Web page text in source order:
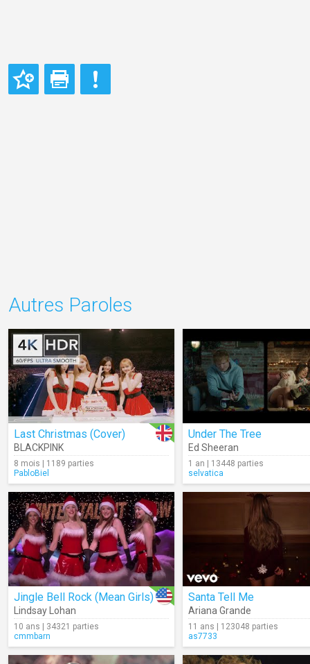
Autres Paroles
Last Christmas (Cover)
BLACKPINK
8 mois | 1189 parties
PabloBiel
Under The Tree
Ed Sheeran
1 an | 13448 parties
selvatica
Jingle Bell Rock (Mean Girls)
Lindsay Lohan
10 ans | 34321 parties
cmmbarn
Santa Tell Me
Ariana Grande
11 ans | 123048 parties
as7733